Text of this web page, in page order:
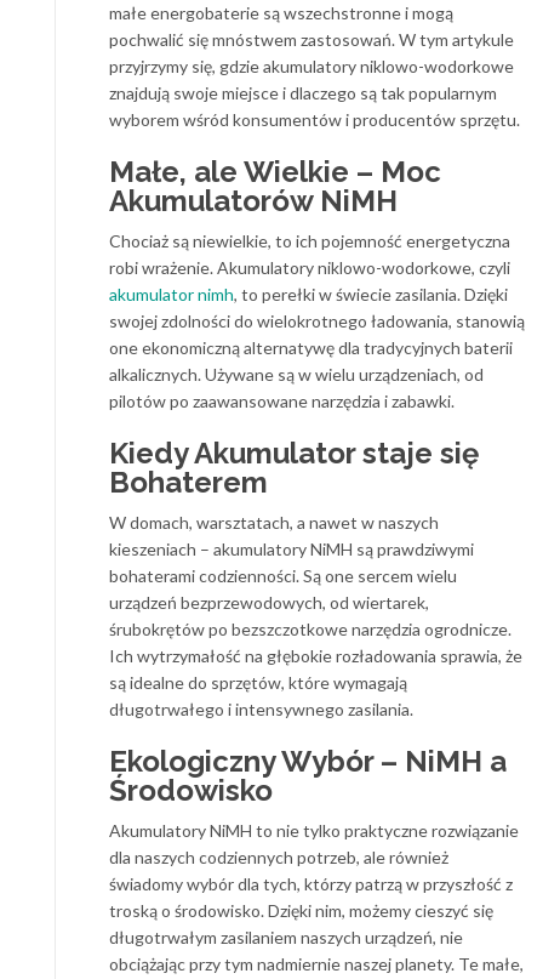
małe energobaterie są wszechstronne i mogą
pochwalić się mnóstwem zastosowań. W tym artykule
przyjrzymy się, gdzie akumulatory niklowo-wodorkowe
znajdują swoje miejsce i dlaczego są tak popularnym
wyborem wśród konsumentów i producentów sprzętu.
Małe, ale Wielkie – Moc
Akumulatorów NiMH
Chociaż są niewielkie, to ich pojemność energetyczna
robi wrażenie. Akumulatory niklowo-wodorkowe, czyli
akumulator nimh, to perełki w świecie zasilania. Dzięki
swojej zdolności do wielokrotnego ładowania, stanowią
one ekonomiczną alternatywę dla tradycyjnych baterii
alkalicznych. Używane są w wielu urządzeniach, od
pilotów po zaawansowane narzędzia i zabawki.
Kiedy Akumulator staje się
Bohaterem
W domach, warsztatach, a nawet w naszych
kieszeniach – akumulatory NiMH są prawdziwymi
bohaterami codzienności. Są one sercem wielu
urządzeń bezprzewodowych, od wiertarek,
śrubokrętów po bezszczotkowe narzędzia ogrodnicze.
Ich wytrzymałość na głębokie rozładowania sprawia, że
są idealne do sprzętów, które wymagają
długotrwałego i intensywnego zasilania.
Ekologiczny Wybór – NiMH a
Środowisko
Akumulatory NiMH to nie tylko praktyczne rozwiązanie
dla naszych codziennych potrzeb, ale również
świadomy wybór dla tych, którzy patrzą w przyszłość z
troską o środowisko. Dzięki nim, możemy cieszyć się
długotrwałym zasilaniem naszych urządzeń, nie
obciążając przy tym nadmiernie naszej planety. Te małe,